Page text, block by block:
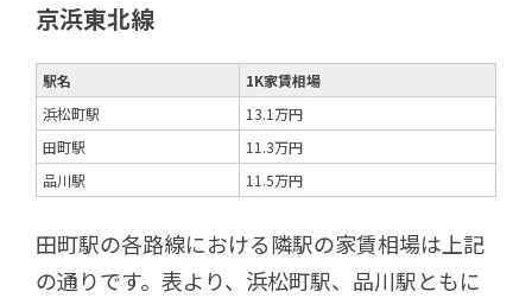
京浜東北線
駅名
1K家賃相場
浜松町駅
13.1万円
田町駅
11.3万円
品川駅
11.5万円
田町駅の各路線における隣駅の家賃相場は上記
の通りです。表より、浜松町駅、品川駅ともに